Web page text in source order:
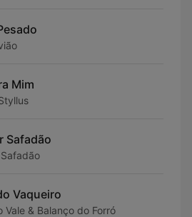
Mim
Safadão
Vaqueiro
Vale & Balanço do Forró